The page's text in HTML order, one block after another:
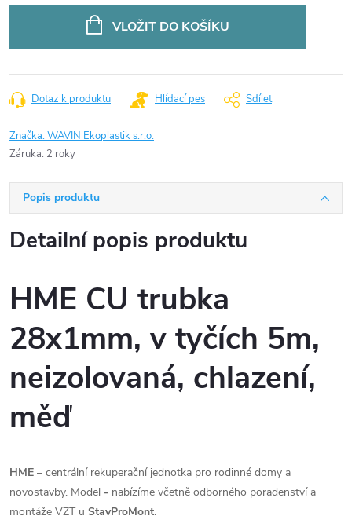
VLOŽIT DO KOŠÍKU
Dotaz k produktu Hlídací pes Sdílet
Značka:WAVIN Ekoplastik s.r.o.
Záruka: 2 roky
Popis produktu
Detailní popis produktu
HME CU trubka
28x1mm, v tyčích 5m,
neizolovaná, chlazení,
měď
HME – centrální rekuperační jednotka pro rodinné domy a
novostavby. Model - nabízíme včetně odborného poradenství a
montáže VZT u StavProMont.